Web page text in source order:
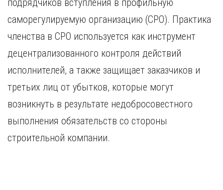
Кемерово
Киров
Краснодар
Красноярск
Курган
Курск
Л
Липецк
М
Тюмень
У
Улан-Удэ
Ульяновск
Хабаровск
Чебоксары
подрядчиков вступления в профильную
саморегулируемую организацию (СРО). Практика
членства в СРО используется как инструмент
децентрализованного контроля действий
исполнителей, а также защищает заказчиков и
третьих лиц от убытков, которые могут
возникнуть в результате недобросовестного
выполнения обязательств со стороны
строительной компании.